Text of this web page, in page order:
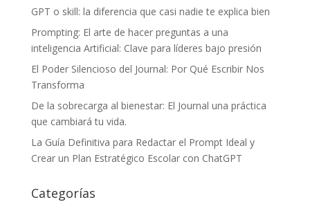
GPT o skill: la diferencia que casi nadie te explica bien
Prompting: El arte de hacer preguntas a una
inteligencia Artificial: Clave para líderes bajo presión
El Poder Silencioso del Journal: Por Qué Escribir Nos
Transforma
De la sobrecarga al bienestar: El Journal una práctica
que cambiará tu vida.
La Guía Definitiva para Redactar el Prompt Ideal y
Crear un Plan Estratégico Escolar con ChatGPT
Categorías